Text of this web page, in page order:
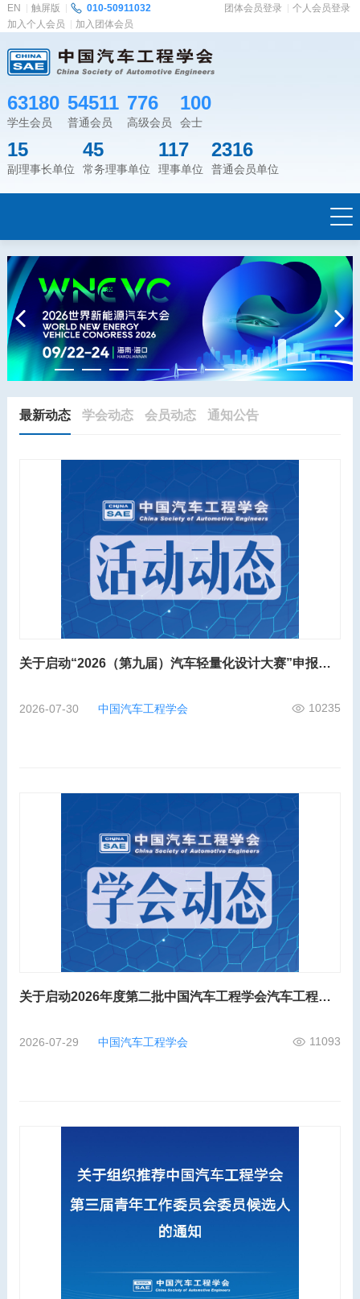
EN 触屏版 010-50911032 团体会员登录
个人会员登录
加入个人会员
加入团体会员
63180
学生会员
54511
普通会员
776
高级会员
100
会士
15
副理事长单位
45
常务理事单位
117
理事单位
2316
普通会员单位
Previous Next
最新动态 学会动态 会员动态 通知公告
关于启动“2026（第九届）汽车轻量化设计大赛”申报工作的通知
2026-07-30 中国汽车工程学会 10235
关于启动2026年度第二批中国汽车工程学会汽车工程师工程能力评价的通知
2026-07-29 中国汽车工程学会 11093